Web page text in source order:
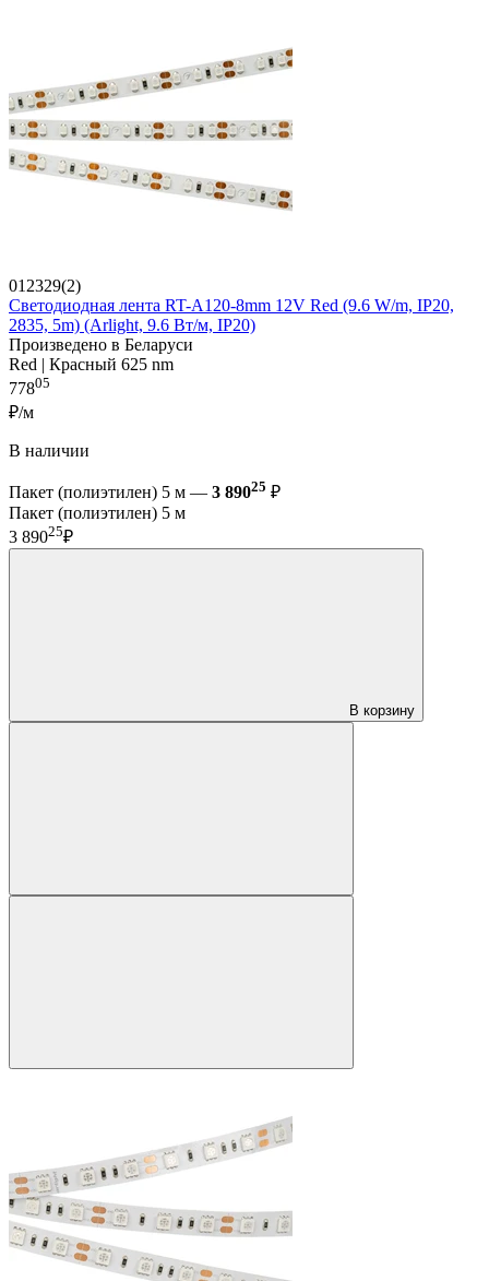
012329(2)
Светодиодная лента RT-A120-8mm 12V Red (9.6 W/m, IP20,
2835, 5m) (Arlight, 9.6 Вт/м, IP20)
Произведено в Беларуси
Red | Красный 625 nm
77805
₽/м
В наличии
Пакет (полиэтилен) 5 м — 3 89025 ₽
Пакет (полиэтилен) 5 м
3 89025₽
В корзину